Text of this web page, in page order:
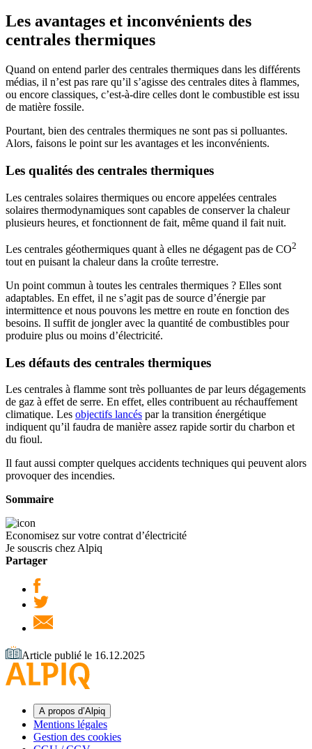
Les avantages et inconvénients des
centrales thermiques
Quand on entend parler des centrales thermiques dans les différents
médias, il n’est pas rare qu’il s’agisse des centrales dites à flammes,
ou encore classiques, c’est-à-dire celles dont le combustible est issu
de matière fossile.
Pourtant, bien des centrales thermiques ne sont pas si polluantes.
Alors, faisons le point sur les avantages et les inconvénients.
Les qualités des centrales thermiques
Les centrales solaires thermiques ou encore appelées centrales
solaires thermodynamiques sont capables de conserver la chaleur
plusieurs heures, et fonctionnent de fait, même quand il fait nuit.
Les centrales géothermiques quant à elles ne dégagent pas de CO2
tout en puisant la chaleur dans la croûte terrestre.
Un point commun à toutes les centrales thermiques ? Elles sont
adaptables. En effet, il ne s’agit pas de source d’énergie par
intermittence et nous pouvons les mettre en route en fonction des
besoins. Il suffit de jongler avec la quantité de combustibles pour
produire plus ou moins d’électricité.
Les défauts des centrales thermiques
Les centrales à flamme sont très polluantes de par leurs dégagements
de gaz à effet de serre. En effet, elles contribuent au réchauffement
climatique. Les objectifs lancés par la transition énergétique
indiquent qu’il faudra de manière assez rapide sortir du charbon et
du fioul.
Il faut aussi compter quelques accidents techniques qui peuvent alors
provoquer des incendies.
Sommaire
Economisez sur votre contrat d’électricité
Je souscris chez Alpiq
Partager
Article publié le 16.12.2025
A propos d’Alpiq
Mentions légales
Gestion des cookies